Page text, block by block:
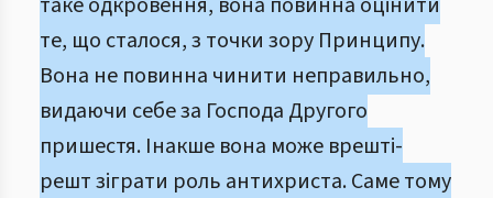
те, що сталося, з точки зору Принципу.
Вона не повинна чинити неправильно,
видаючи себе за Господа Другого
пришестя. Інакше вона може врешті-
решт зіграти роль антихриста. Саме тому